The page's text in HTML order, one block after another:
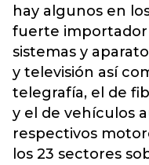
hay algunos en
fuerte importador
sistemas y
y televisión así
telegrafía, el de
y el de vehículos
respectivos
los 23 sectores